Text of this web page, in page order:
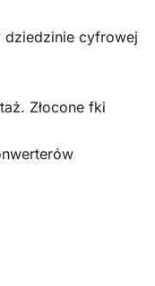
dziedzinie cyfrowej
Złocone fki